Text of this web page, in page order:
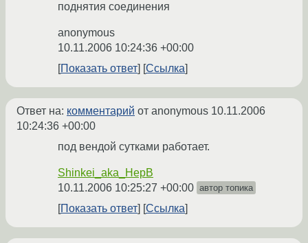
поднятия соединения
anonymous
10.11.2006 10:24:36 +00:00
Показать ответ
Ссылка
Ответ на: комментарий от anonymous 10.11.2006
10:24:36 +00:00
под вендой сутками работает.
Shinkei_aka_HepB
10.11.2006 10:25:27 +00:00 автор топика
Показать ответ Ссылка